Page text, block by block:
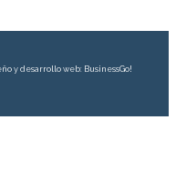
y desarrollo web: BusinessGo!